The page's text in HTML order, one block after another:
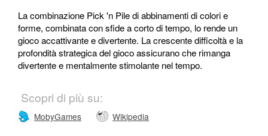
La combinazione Pick 'n Pile di abbinamenti di colori e
forme, combinata con sfide a corto di tempo, lo rende un
gioco accattivante e divertente. La crescente difficoltà e la
profondità strategica del gioco assicurano che rimanga
divertente e mentalmente stimolante nel tempo.
Scopri di più su:
MobyGames Wikipedia